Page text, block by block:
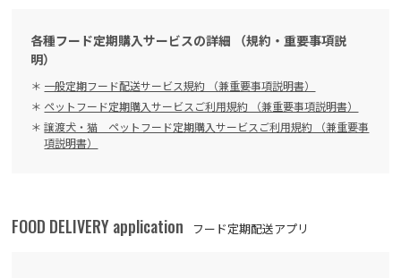
各種フード定期購入サービスの詳細 （規約・重要事項説
明）
一般定期フード配送サービス規約 （兼重要事項説明書）
ペットフード定期購入サービスご利用規約 （兼重要事項説明書）
譲渡犬・猫 ペットフード定期購入サービスご利用規約 （兼重要事
項説明書）
FOOD DELIVERY application フード定期配送アプリ